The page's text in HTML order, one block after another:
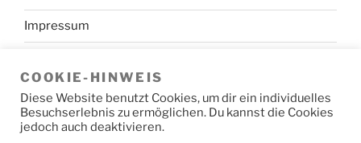
Impressum
COOKIE-HINWEIS
Diese Website benutzt Cookies, um dir ein individuelles
Besuchserlebnis zu ermöglichen. Du kannst die Cookies
jedoch auch deaktivieren.